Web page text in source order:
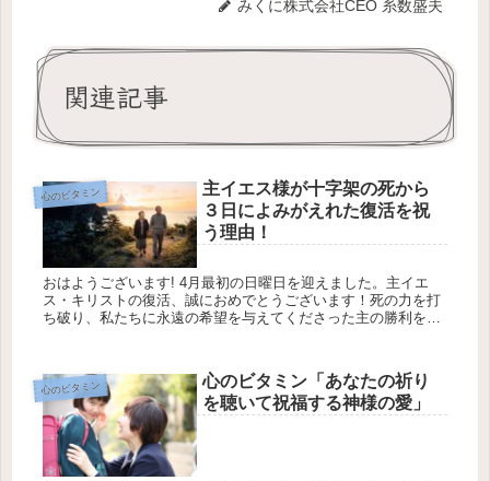
みくに株式会社CEO 糸数盛夫
関連記事
心のビタミン
主イエス様が十字架の死から
３日によみがえれた復活を祝
う理由！
おはようございます! 4月最初の日曜日を迎えました。主イエ
ス・キリストの復活、誠におめでとうございます！死の力を打
ち破り、私たちに永遠の希望を与えてくださった主の勝利を共
心のビタミン
心のビタミン「あなたの祈り
を聴いて祝福する神様の愛」